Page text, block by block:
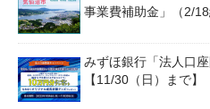
事業費補助金」（2/18
みずほ銀行「法人口
【11/30（日）まで】